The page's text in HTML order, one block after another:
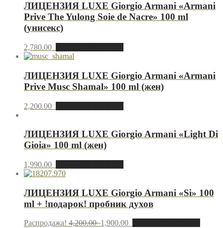
ЛИЦЕНЗИЯ LUXE Giorgio Armani «Armani
Prive The Yulong Soie de Nacre» 100 ml
(унисекс)
2,780.00
ЛИЦЕНЗИЯ LUXE Giorgio Armani «Armani
Prive Musc Shamal» 100 ml (жен)
2,200.00
ЛИЦЕНЗИЯ LUXE Giorgio Armani «Light Di
Gioia» 100 ml (жен)
1,990.00
ЛИЦЕНЗИЯ LUXE Giorgio Armani «Si» 100
ml + !подарок! пробник духов
Распродажа! 4,200.001,900.00